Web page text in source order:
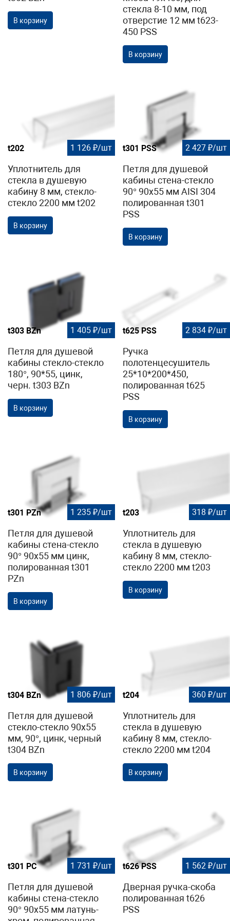
В корзину
стекла 8-10 мм, под
отверстие 12 мм t623-
450 PSS
В корзину
t202 1 126 ₽/шт
Уплотнитель для
стекла в душевую
кабину 8 мм, стекло-
стекло 2200 мм t202
В корзину
t301 PSS 2 427 ₽/шт
Петля для душевой
кабины стена-стекло
90° 90х55 мм AISI 304
полированная t301
PSS
В корзину
t303 BZn 1 405 ₽/шт
Петля для душевой
кабины стекло-стекло
180°, 90*55, цинк,
черн. t303 BZn
В корзину
t625 PSS 2 834 ₽/шт
Ручка
полотенцесушитель
25*10*200*450,
полированная t625
PSS
В корзину
t301 PZn 1 235 ₽/шт
Петля для душевой
кабины стена-стекло
90° 90х55 мм цинк,
полированная t301
PZn
В корзину
t203 318 ₽/шт
Уплотнитель для
стекла в душевую
кабину 8 мм, стекло-
стекло 2200 мм t203
В корзину
t304 BZn 1 806 ₽/шт
Петля для душевой
стекло-стекло 90х55
мм, 90°, цинк, черный
t304 BZn
В корзину
t204 360 ₽/шт
Уплотнитель для
стекла в душевую
кабину 8 мм, стекло-
стекло 2200 мм t204
В корзину
t301 PC 1 731 ₽/шт
Петля для душевой
кабины стена-стекло
90° 90х55 мм латунь-
t626 PSS 1 562 ₽/шт
Дверная ручка-скоба
полированная t626
PSS